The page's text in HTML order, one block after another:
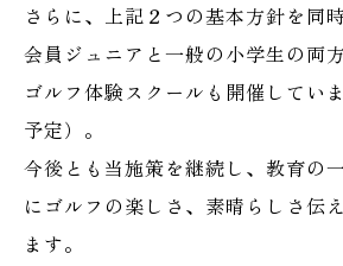
さらに、上記２つの基本方針を同
会員ジュニアと一般の小学生の両
ゴルフ体験スクールも開催してい
予定）。
今後とも当施策を継続し、教育の
にゴルフの楽しさ、素晴らしさ伝
ます。